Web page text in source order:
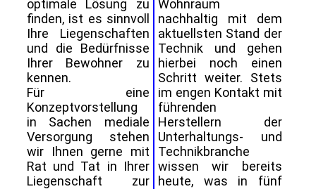
optimale Lösung zu
finden, ist es sinnvoll
Ihre Liegenschaften
und die Bedürfnisse
Ihrer Bewohner zu
kennen.
Für eine
Konzeptvorstellung
in Sachen mediale
Versorgung stehen
wir Ihnen gerne mit
Rat und Tat in Ihrer
Liegenschaft zur
Wohnraum
nachhaltig mit dem
aktuellsten Stand der
Technik und gehen
hierbei noch einen
Schritt weiter. Stets
im engen Kontakt mit
führenden
Herstellern der
Unterhaltungs- und
Technikbranche
wissen wir bereits
heute, was in fünf